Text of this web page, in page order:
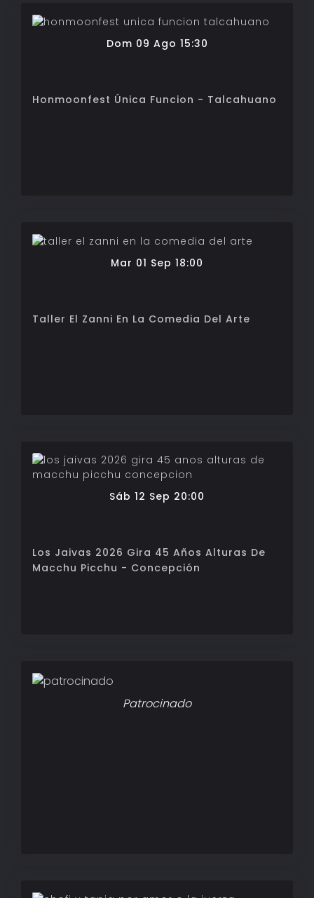
Dom 09 Ago 15:30
Honmoonfest Única Funcion - Talcahuano
Mar 01 Sep 18:00
Taller El Zanni En La Comedia Del Arte
Sáb 12 Sep 20:00
Los Jaivas 2026 Gira 45 Años Alturas De
Macchu Picchu - Concepción
Patrocinado